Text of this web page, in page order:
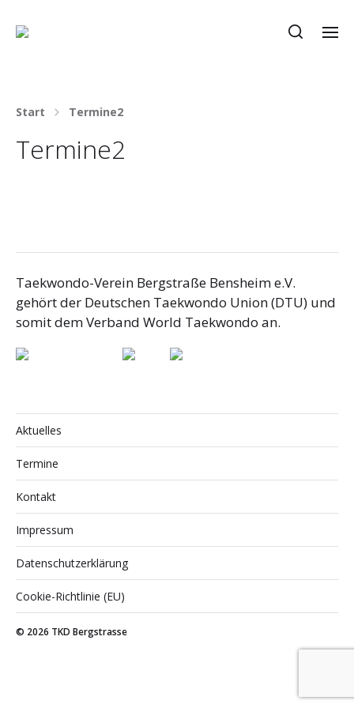
Start Termine2
Termine2
Taekwondo-Verein Bergstraße Bensheim e.V.
gehört der Deutschen Taekwondo Union (DTU) und
somit dem Verband World Taekwondo an.
Aktuelles
Termine
Kontakt
Impressum
Datenschutzerklärung
Cookie-Richtlinie (EU)
© 2026 TKD Bergstrasse